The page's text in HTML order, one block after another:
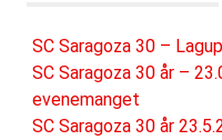
SC Saragoza 30 –
SC Saragoza 30 år –
evenemanget
SC Saragoza 30 år